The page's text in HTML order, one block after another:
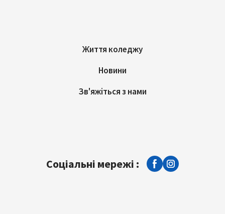
Життя коледжу
Новини
Зв'яжіться з нами
Соціальні мережі :